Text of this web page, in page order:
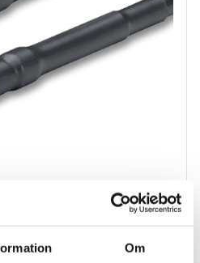
Om
airborne systems and